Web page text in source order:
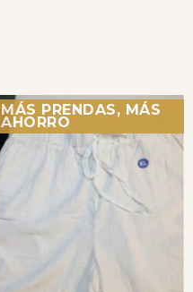
MÁS PRENDAS, MÁS
AHORRO